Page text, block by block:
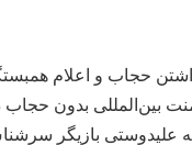
حجاب و اعلام
بین‌المللی بدون
علیدوستی بازیگر